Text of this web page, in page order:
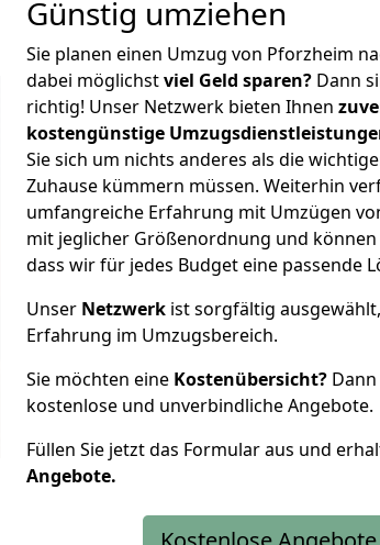
Günstig umziehen
Sie planen einen Umzug von Pforzheim
dabei möglichstviel Geld sparen? Dann
richtig! Unser Netzwerk bieten Ihnen
kostengünstige
Sie sich um nichts anderes als die
Zuhause kümmern müssen. Weiterhin
umfangreiche Erfahrung mit Umzügen
mit jeglicher Größenordnung und
dass wir für jedes Budget eine passende
Unser Netzwerk ist sorgfältig
Erfahrung im Umzugsbereich.
Sie möchten eine Kostenübersicht?
kostenlose und unverbindliche Angebote.
Füllen Sie jetzt das Formular aus und
Angebote.